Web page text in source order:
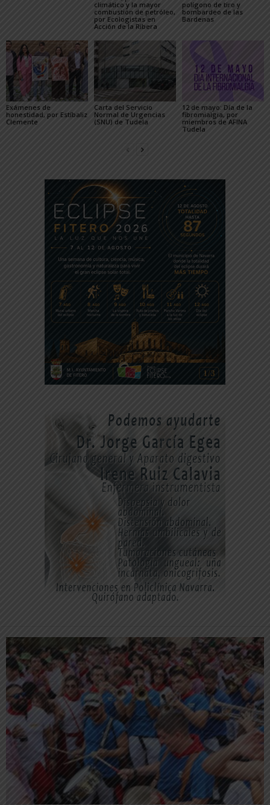
climático y la mayor
combustión de petróleo,
por Ecologistas en
Acción de la Ribera
polígono de tiro y
bombardeo de las
Bardenas
Exámenes de
honestidad, por Estíbaliz
Clemente
Carta del Servicio
Normal de Urgencias
(SNU) de Tudela
12 de mayo: Día de la
fibromialgia, por
miembros de AFINA
Tudela